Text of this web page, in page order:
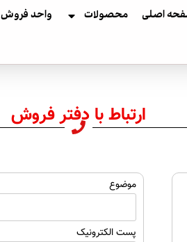
اصلی محصولات واحد فروش
ارتباط با دفتر فروش
موضوع
پست الکترونیک